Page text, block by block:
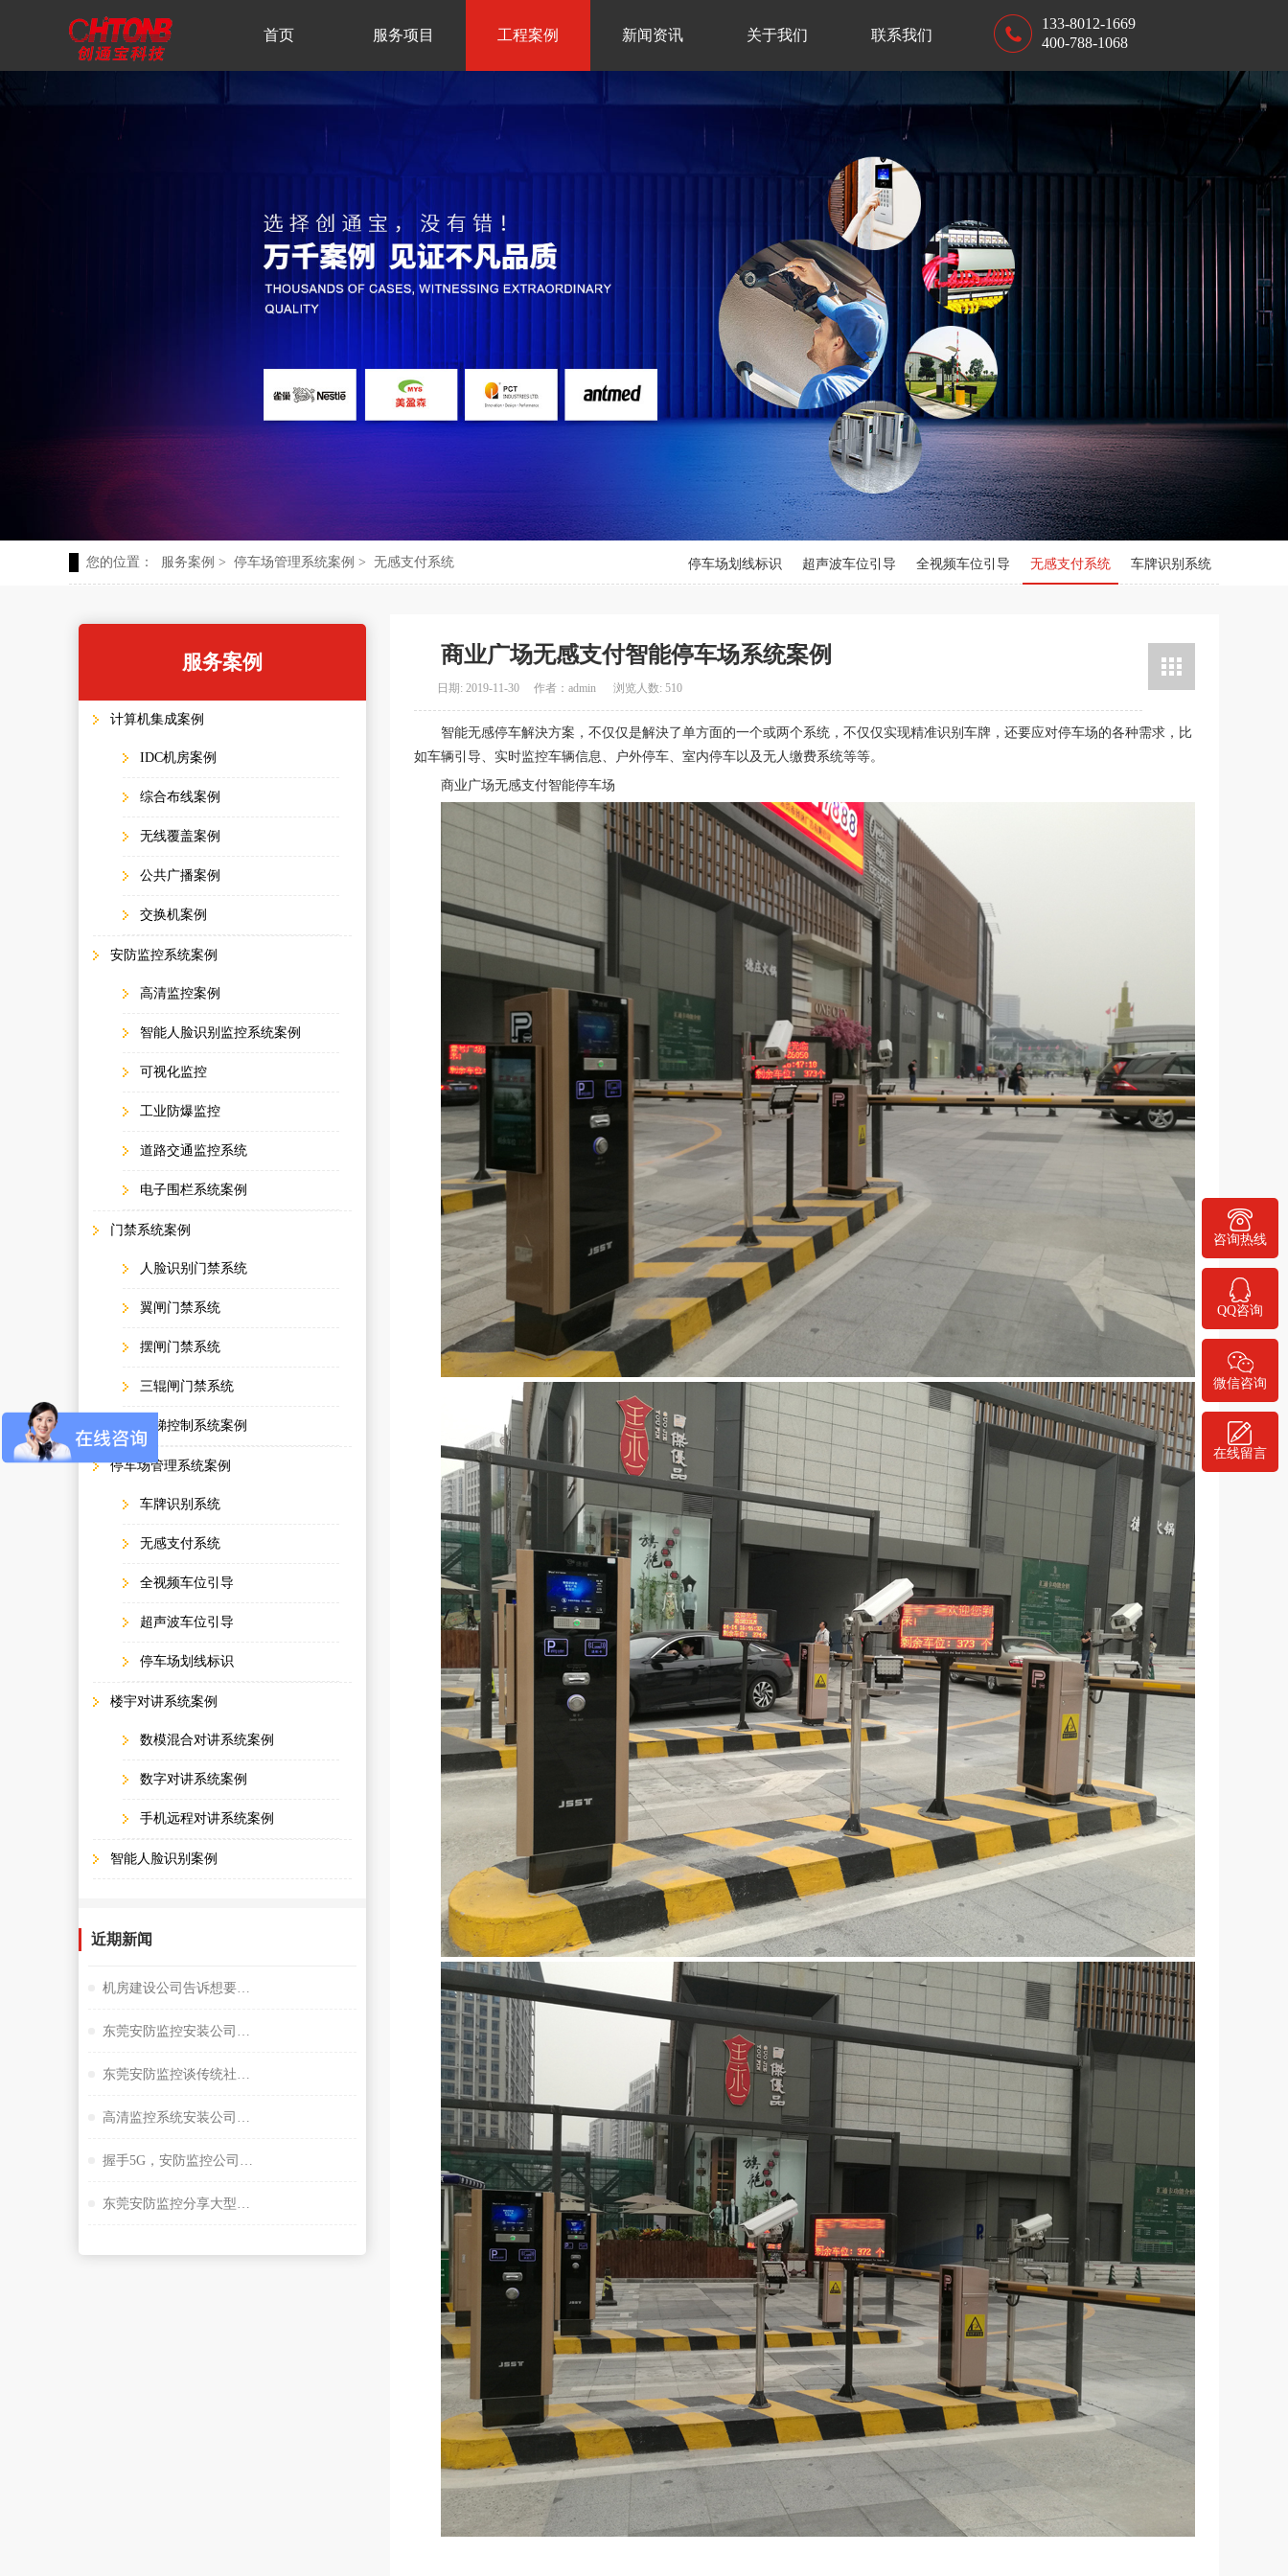
首页 服务项目 工程案例 新闻资讯 关于我们 联系我们
133-8012-1669
400-788-1068
您的位置： 服务案例 > 停车场管理系统案例 > 无感支付系统 车牌识别系统
无感支付系统
全视频车位引导
超声波车位引导
停车场划线标识
服务案例
计算机集成案例
IDC机房案例
综合布线案例
无线覆盖案例
公共广播案例
交换机案例
安防监控系统案例
高清监控案例
智能人脸识别监控系统案例
可视化监控
工业防爆监控
道路交通监控系统
电子围栏系统案例
门禁系统案例
人脸识别门禁系统
翼闸门禁系统
摆闸门禁系统
三辊闸门禁系统
电梯控制系统案例
停车场管理系统案例
车牌识别系统
无感支付系统
全视频车位引导
超声波车位引导
停车场划线标识
楼宇对讲系统案例
数模混合对讲系统案例
数字对讲系统案例
手机远程对讲系统案例
智能人脸识别案例
近期新闻
机房建设公司告诉想要监控夜视效果好选择很重要
东莞安防监控安装公司谈小间距LED显示屏
东莞安防监控谈传统社区存在的问题
高清监控系统安装公司阐述失驾人员管控系统
握手5G，安防监控公司谈描绘未来大交通云锦蓝图
东莞安防监控分享大型桥隧监控系统解决方案设计
商业广场无感支付智能停车场系统案例
日期: 2019-11-30 作者：admin 浏览人数: 510
智能无感停车解決方案，不仅仅是解決了单方面的一个或两个系统，不仅仅实现精准识别车牌，还要应对停车场的各种需求，比
如车辆引导、实时监控车辆信息、户外停车、室内停车以及无人缴费系统等等。
商业广场无感支付智能停车场
咨询热线
400-778-1068
QQ咨询
微信咨询
在线留言